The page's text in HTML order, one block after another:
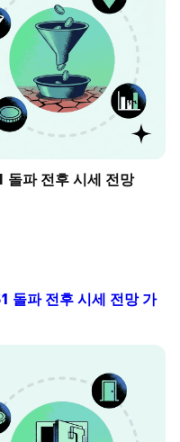
돌파 전후 시세 전망
돌파 전후 시세 전망 가